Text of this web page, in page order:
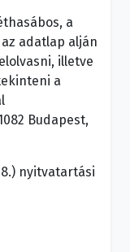
a
adatlap alján
illetve
a
Budapest,
nyitvatartási